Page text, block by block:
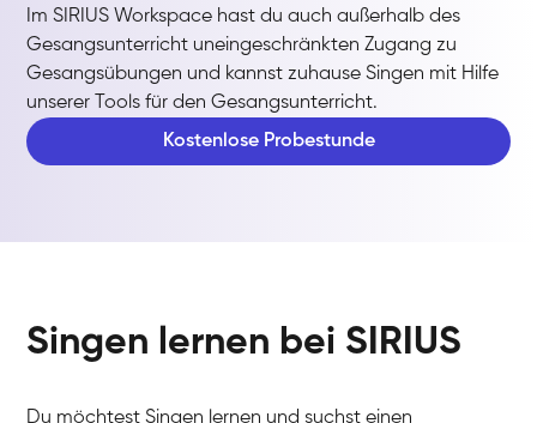
Im SIRIUS Workspace hast du auch außerhalb des
Gesangsunterricht uneingeschränkten Zugang zu
Gesangsübungen und kannst zuhause Singen mit Hilfe
unserer Tools für den Gesangsunterricht.
Kostenlose Probestunde
Singen lernen bei SIRIUS
Du möchtest Singen lernen und suchst einen